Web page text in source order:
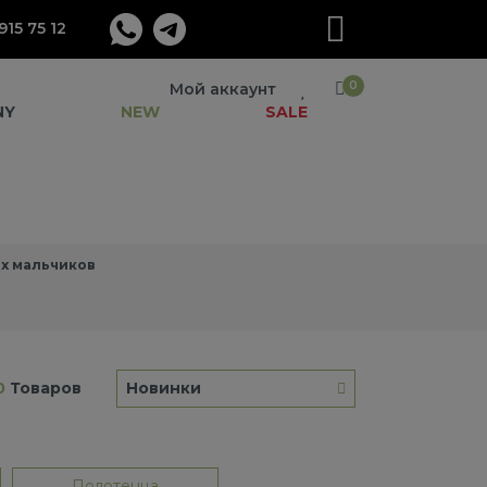
75 12
Мой аккаунт 0
NEW SALE
мальчиков
Товаров Новинки